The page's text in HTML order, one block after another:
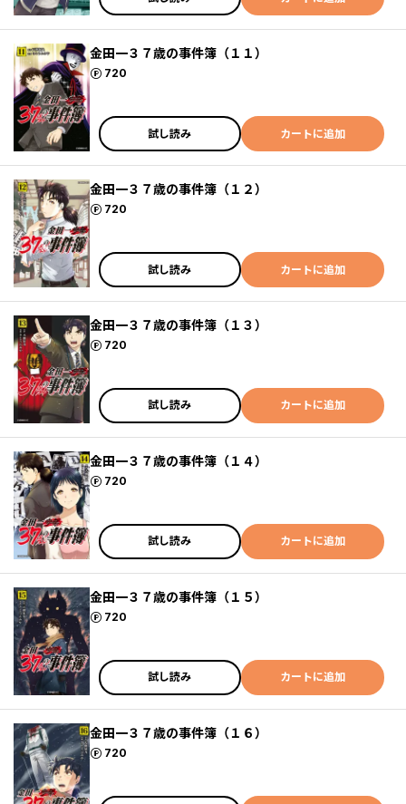
金田一３７歳の事件簿（１１）
720
ポイント
試し読み カートに追加
金田一３７歳の事件簿（１２）
720
ポイント
試し読み カートに追加
金田一３７歳の事件簿（１３）
720
ポイント
試し読み カートに追加
金田一３７歳の事件簿（１４）
720
ポイント
試し読み カートに追加
金田一３７歳の事件簿（１５）
720
ポイント
試し読み カートに追加
金田一３７歳の事件簿（１６）
720
ポイント